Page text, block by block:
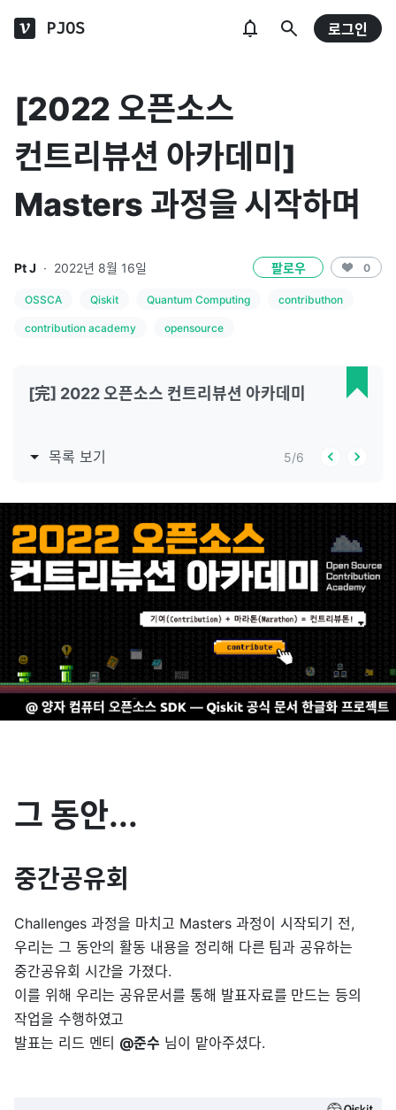
PJOS 로그인
[2022 오픈소스
컨트리뷰션 아카데미]
Masters 과정을 시작하며
Pt J · 2022년 8월 16일 팔로우 0
OSSCA Qiskit Quantum Computing contributhon
contribution academy opensource
[完] 2022 오픈소스 컨트리뷰션 아카데미
목록 보기 5/6
그 동안...
중간공유회
Challenges 과정을 마치고 Masters 과정이 시작되기 전,
우리는 그 동안의 활동 내용을 정리해 다른 팀과 공유하는
중간공유회 시간을 가졌다.
이를 위해 우리는 공유문서를 통해 발표자료를 만드는 등의
작업을 수행하였고
발표는 리드 멘티 @준수 님이 맡아주셨다.